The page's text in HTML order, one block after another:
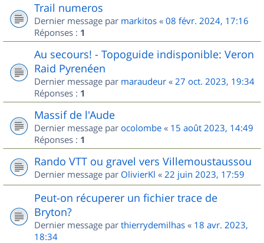
Trail numeros
Dernier message par markitos « 08 févr. 2024, 17:16
Réponses : 1
Au secours! - Topoguide indisponible: Veron
Raid Pyrenéen
Dernier message par maraudeur « 27 oct. 2023, 19:34
Réponses : 1
Massif de l'Aude
Dernier message par ocolombe « 15 août 2023, 14:49
Réponses : 1
Rando VTT ou gravel vers Villemoustaussou
Dernier message par OlivierKl « 22 juin 2023, 17:59
Peut-on récuperer un fichier trace de
Bryton?
Dernier message par thierrydemilhas « 18 avr. 2023,
18:34